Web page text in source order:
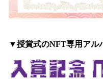
▼授賞式のNFT専用アル